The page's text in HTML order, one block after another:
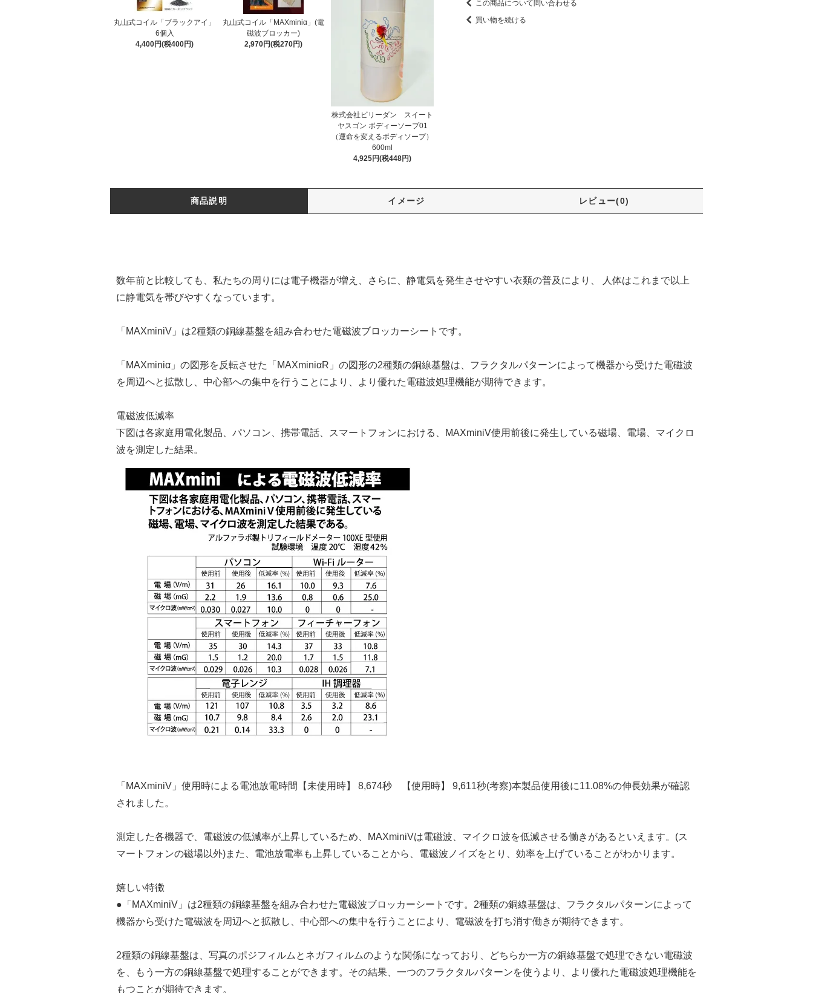
丸山式コイル「ブラックアイ」
6個入
4,400円(税400円)
丸山式コイル「MAXminiα」(電
磁波ブロッカー)
2,970円(税270円)
株式会社ビリーダン スイート
ヤスゴン ボディーソープ01
（運命を変えるボディソープ）
600ml
4,925円(税448円)
この商品について問い合わせる
買い物を続ける
商品説明 イメージ レビュー(0)
数年前と比較しても、私たちの周りには電子機器が増え、さらに、静電気を発生させやすい衣類の普及により、 人体はこれまで以上
に静電気を帯びやすくなっています。
「MAXminiV」は2種類の銅線基盤を組み合わせた電磁波ブロッカーシートです。
「MAXminiα」の図形を反転させた「MAXminiαR」の図形の2種類の銅線基盤は、フラクタルパターンによって機器から受けた電磁波
を周辺へと拡散し、中心部への集中を行うことにより、より優れた電磁波処理機能が期待できます。
電磁波低減率
下図は各家庭用電化製品、パソコン、携帯電話、スマートフォンにおける、MAXminiV使用前後に発生している磁場、電場、マイクロ
波を測定した結果。
「MAXminiV」使用時による電池放電時間【未使用時】 8,674秒 【使用時】 9,611秒(考察)本製品使用後に11.08%の伸長効果が確認
されました。
測定した各機器で、電磁波の低減率が上昇しているため、MAXminiVは電磁波、マイクロ波を低減させる働きがあるといえます。(ス
マートフォンの磁場以外)また、電池放電率も上昇していることから、電磁波ノイズをとり、効率を上げていることがわかります。
嬉しい特徴
●「MAXminiV」は2種類の銅線基盤を組み合わせた電磁波ブロッカーシートです。2種類の銅線基盤は、フラクタルパターンによって
機器から受けた電磁波を周辺へと拡散し、中心部への集中を行うことにより、電磁波を打ち消す働きが期待できます。
2種類の銅線基盤は、写真のポジフィルムとネガフィルムのような関係になっており、どちらか一方の銅線基盤で処理できない電磁波
を、もう一方の銅線基盤で処理することができます。その結果、一つのフラクタルパターンを使うより、より優れた電磁波処理機能を
もつことが期待できます。